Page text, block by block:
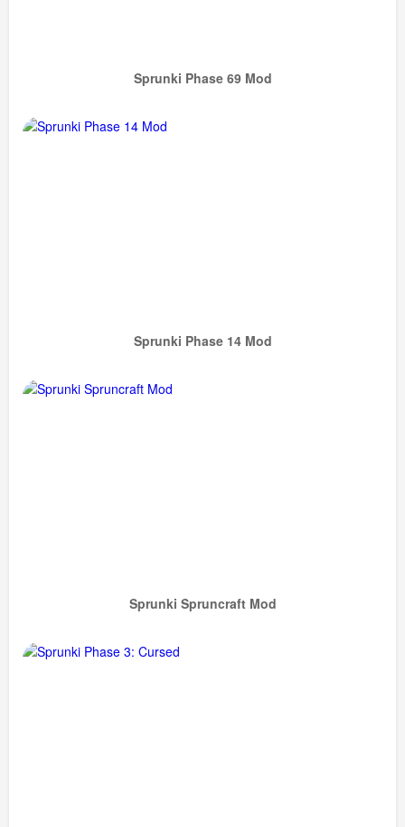
Sprunki Phase 69 Mod
Sprunki Phase 14 Mod
Sprunki Spruncraft Mod